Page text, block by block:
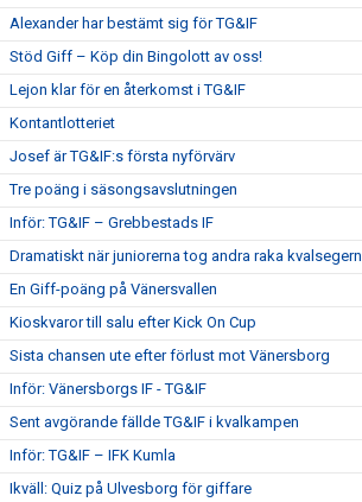
Alexander har bestämt sig för TG&IF
Stöd Giff – Köp din Bingolott av oss!
Lejon klar för en återkomst i TG&IF
Kontantlotteriet
Josef är TG&IF:s första nyförvärv
Tre poäng i säsongsavslutningen
Inför: TG&IF – Grebbestads IF
Dramatiskt när juniorerna tog andra raka kvalsegern
En Giff-poäng på Vänersvallen
Kioskvaror till salu efter Kick On Cup
Sista chansen ute efter förlust mot Vänersborg
Inför: Vänersborgs IF - TG&IF
Sent avgörande fällde TG&IF i kvalkampen
Inför: TG&IF – IFK Kumla
Ikväll: Quiz på Ulvesborg för giffare